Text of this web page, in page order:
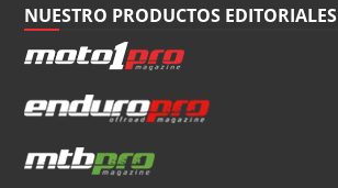
NUESTRO PRODUCTOS EDITORIALES